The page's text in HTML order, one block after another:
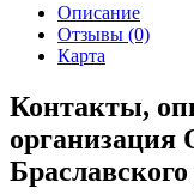
Описание
Отзывы (0)
Карта
Контакты,
организация